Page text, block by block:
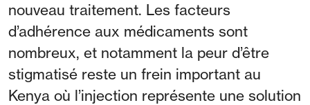
nouveau traitement. Les facteurs
d’adhérence aux médicaments sont
nombreux, et notamment la peur d’être
stigmatisé reste un frein important au
Kenya où l’injection représente une solution